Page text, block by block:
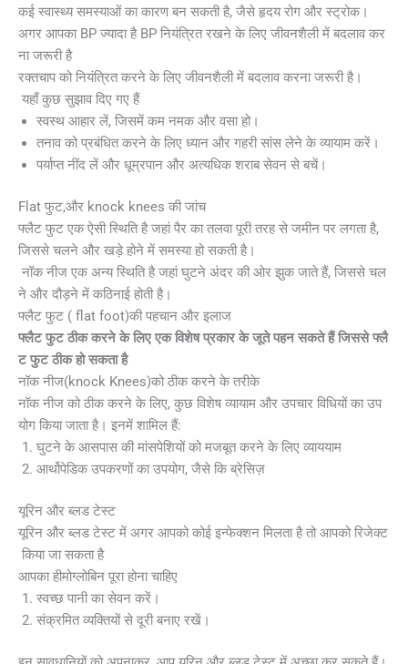
कई स्वास्थ्य समस्याओं का कारण बन सकती है, जैसे हृदय रोग और स्ट्रोक।
अगर आपका BP ज्यादा है BP नियंत्रित रखने के लिए जीवनशैली में बदलाव कर
ना जरूरी है
रक्तचाप को नियंत्रित करने के लिए जीवनशैली में बदलाव करना जरूरी है।
यहाँ कुछ सुझाव दिए गए हैं
स्वस्थ आहार लें, जिसमें कम नमक और वसा हो।
तनाव को प्रबंधित करने के लिए ध्यान और गहरी सांस लेने के व्यायाम करें।
पर्याप्त नींद लें और धूम्रपान और अत्यधिक शराब सेवन से बचें।
Flat फुट,और knock knees की जांच
फ्लैट फुट एक ऐसी स्थिति है जहां पैर का तलवा पूरी तरह से जमीन पर लगता है,
जिससे चलने और खड़े होने में समस्या हो सकती है।
नॉक नीज एक अन्य स्थिति है जहां घुटने अंदर की ओर झुक जाते हैं, जिससे चल
ने और दौड़ने में कठिनाई होती है।
फ्लैट फुट ( flat foot)की पहचान और इलाज
फ्लैट फुट ठीक करने के लिए एक विशेष प्रकार के जूते पहन सकते हैं जिससे फ्लै
ट फुट ठीक हो सकता है
नॉक नीज(knock Knees)को ठीक करने के तरीके
नॉक नीज को ठीक करने के लिए, कुछ विशेष व्यायाम और उपचार विधियों का उप
योग किया जाता है। इनमें शामिल हैं:
घुटने के आसपास की मांसपेशियों को मजबूत करने के लिए व्याययाम
आर्थोपेडिक उपकरणों का उपयोग, जैसे कि ब्रेसिज़
यूरिन और ब्लड टेस्ट
यूरिन और ब्लड टेस्ट में अगर आपको कोई इन्फेक्शन मिलता है तो आपको रिजेक्ट
किया जा सकता है
आपका हीमोग्लोबिन पूरा होना चाहिए
स्वच्छ पानी का सेवन करें।
संक्रमित व्यक्तियों से दूरी बनाए रखें।